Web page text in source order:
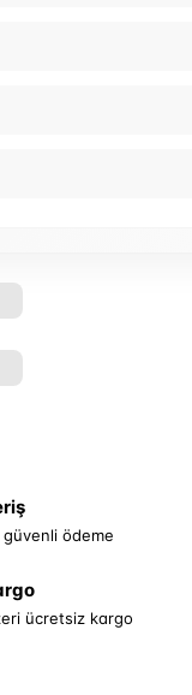
ödeme
ücretsiz kargo